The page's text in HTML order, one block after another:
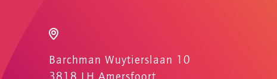
Barchman Wuytierslaan 10